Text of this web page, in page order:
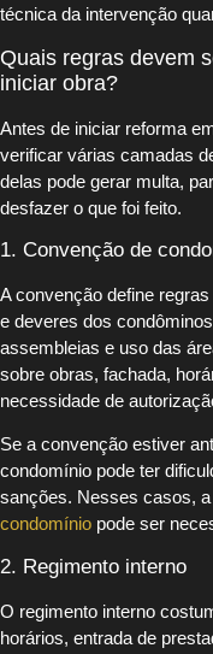
técnica da intervenção
Quais regras devem
iniciar obra?
Antes de iniciar reforma
verificar várias camadas
delas pode gerar multa,
desfazer o que foi feito.
1. Convenção de
A convenção define
e deveres dos
assembleias e uso das
sobre obras, fachada,
necessidade de
Se a convenção estiver
condomínio pode ter
sanções. Nesses casos,
condomínio pode ser
2. Regimento interno
O regimento interno
horários, entrada de